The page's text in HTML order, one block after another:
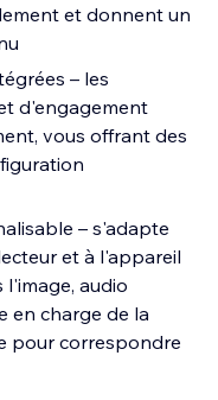
et donnent un
– les
d'engagement
vous offrant des
– s'adapte
et à l'appareil
l'image, audio
en charge de la
pour correspondre